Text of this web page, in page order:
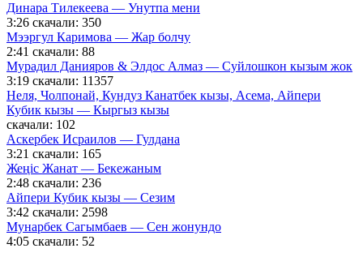
Динара Тилекеева — Унутпа мени
3:26 скачали: 350
Мээргул Каримова — Жар болчу
2:41 скачали: 88
Мурадил Данияров & Элдос Алмаз — Суйлошкон кызым жок
3:19 скачали: 11357
Неля, Чолпонай, Кундуз Канатбек кызы, Асема, Айпери
Кубик кызы — Кыргыз кызы
скачали: 102
Аскербек Исраилов — Гулдана
3:21 скачали: 165
Жеңіс Жанат — Бекежаным
2:48 скачали: 236
Айпери Кубик кызы — Сезим
3:42 скачали: 2598
Мунарбек Сагымбаев — Сен жонундо
4:05 скачали: 52